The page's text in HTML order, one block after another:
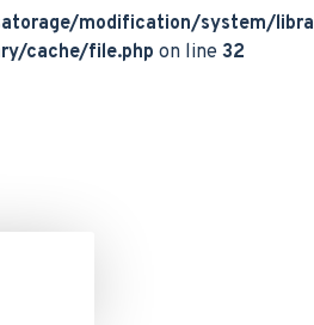
modification/system/
cache/file.php on line 32